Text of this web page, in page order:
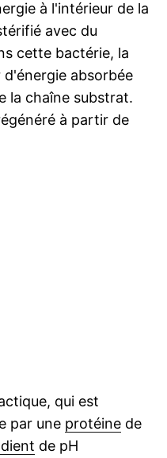
à l'intérieur de la
avec du
cette bactérie, la
absorbée
la chaîne substrat.
à partir de
qui est
par une protéinede
de pH